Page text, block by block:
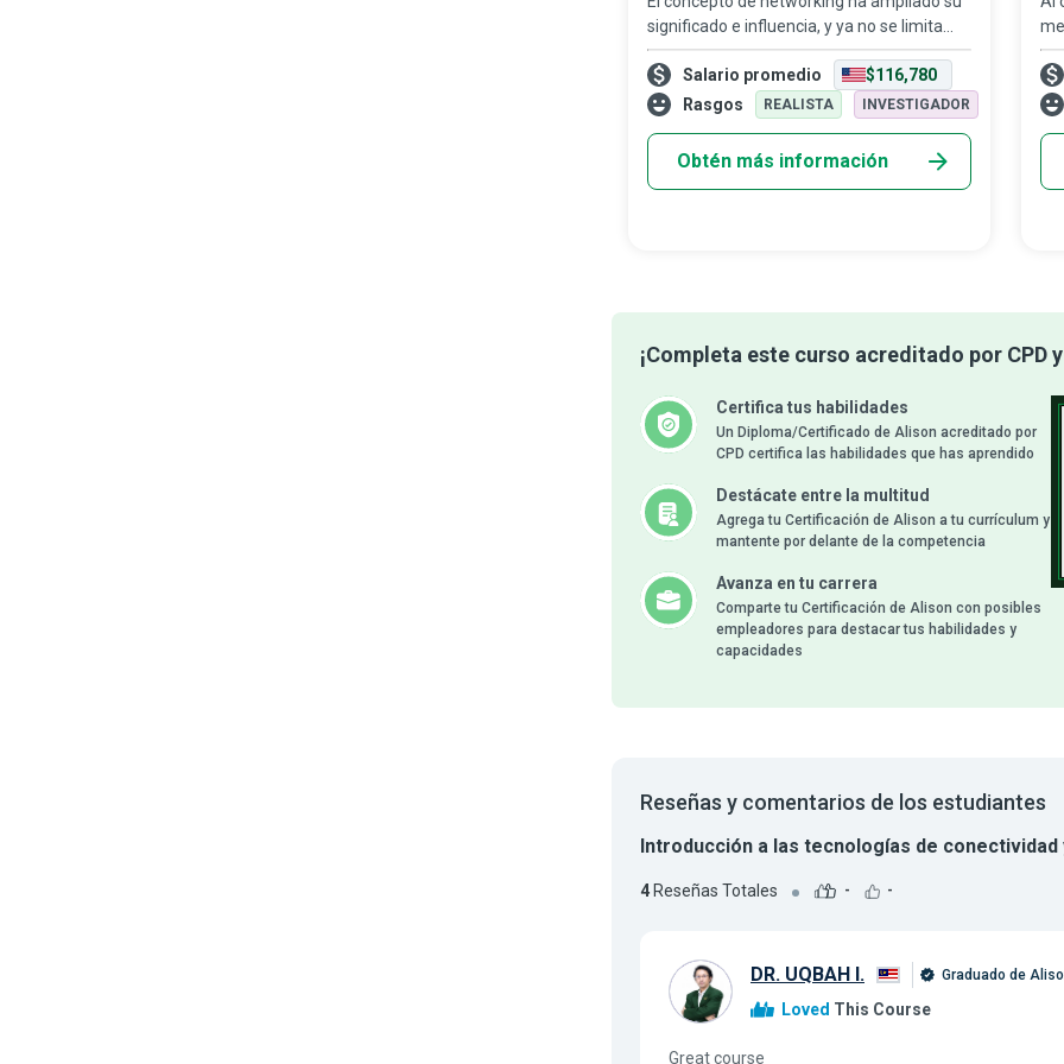
significado e influencia, y ya no se limita
únicamente a conectar personas. El diseño
de redes se ha convertido en un proceso
que facilita la comunicación entr
Salario promedio
$116,780
Rasgos
REALISTA INVESTIGADOR
Obtén más información
¡Completa este curso acreditado por CPD
Certifica tus habilidades
Un Diploma/Certificado de Alison acreditado por
CPD certifica las habilidades que has aprendido
Destácate entre la multitud
Agrega tu Certificación de Alison a tu currículum y
mantente por delante de la competencia
Avanza en tu carrera
Comparte tu Certificación de Alison con posibles
empleadores para destacar tus habilidades y
capacidades
Reseñas y comentarios de los estudiantes
Introducción a las tecnologías de
4Reseñas Totales - -
DR. UQBAH I. Graduado de
Loved This Course
Great course